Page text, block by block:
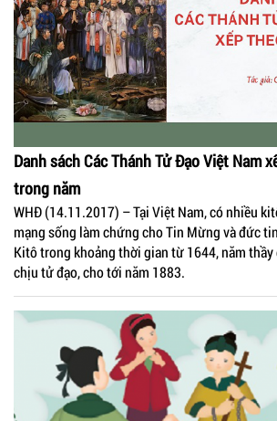
Danh sách Các Thánh Tử Đạo Việt Nam
trong năm
WHĐ (14.11.2017) – Tại Việt Nam, có nhiều
mạng sống làm chứng cho Tin Mừng và đức
Kitô trong khoảng thời gian từ 1644, năm thầy
chịu tử đạo, cho tới năm 1883.